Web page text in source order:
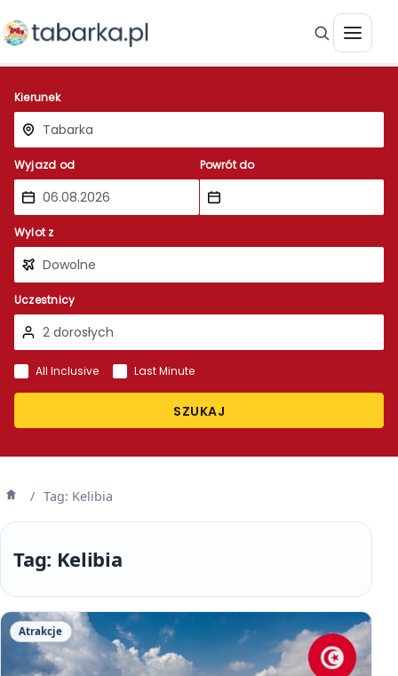
Kierunek
Wyjazd od Powrót do
Wylot z
Uczestnicy
SZUKAJ
All Inclusive Last Minute
Strona
/ Tag: Kelibia
Tag: Kelibia
Atrakcje